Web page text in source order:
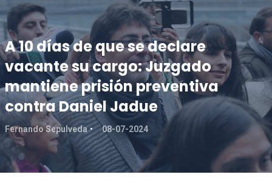
A 10 días de que se declare
vacante su cargo: Juzgado
mantiene prisión preventiva
contra Daniel Jadue
Fernando Sepulveda 08-07-2024